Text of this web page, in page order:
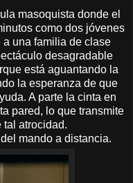
masoquista donde el
como dos jóvenes
una familia de clase
desagradable
está aguantando la
la esperanza de que
A parte la cinta en
pared, lo que transmite
tal atrocidad.
mando a distancia.